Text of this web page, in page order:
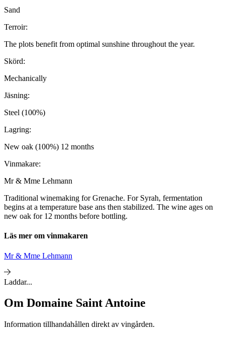
Sand
Terroir:
The plots benefit from optimal sunshine throughout the year.
Skörd:
Mechanically
Jäsning:
Steel (100%)
Lagring:
New oak (100%) 12 months
Vinmakare:
Mr & Mme Lehmann
Traditional winemaking for Grenache. For Syrah, fermentation
begins at a temperature base ans then stabilized. The wine ages on
new oak for 12 months before bottling.
Läs mer om vinmakaren
Mr & Mme Lehmann
Laddar...
Om Domaine Saint Antoine
Information tillhandahållen direkt av vingården.